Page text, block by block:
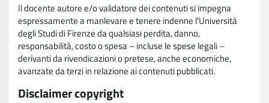
Il docente autore e/o validatore dei contenuti si impegna
espressamente a manlevare e tenere indenne l'Università
degli Studi di Firenze da qualsiasi perdita, danno,
responsabilità, costo o spesa – incluse le spese legali –
derivanti da rivendicazioni o pretese, anche economiche,
avanzate da terzi in relazione ai contenuti pubblicati.
Disclaimer copyright